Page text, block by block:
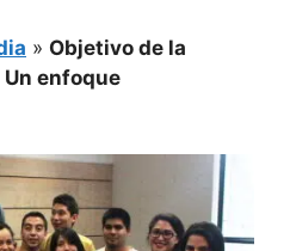
» Objetivo de la
enfoque